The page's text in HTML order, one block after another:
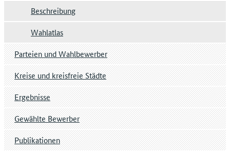
Beschreibung
Wahlatlas
Parteien und Wahlbewerber
Kreise und kreisfreie Städte
Ergebnisse
Gewählte Bewerber
Publikationen